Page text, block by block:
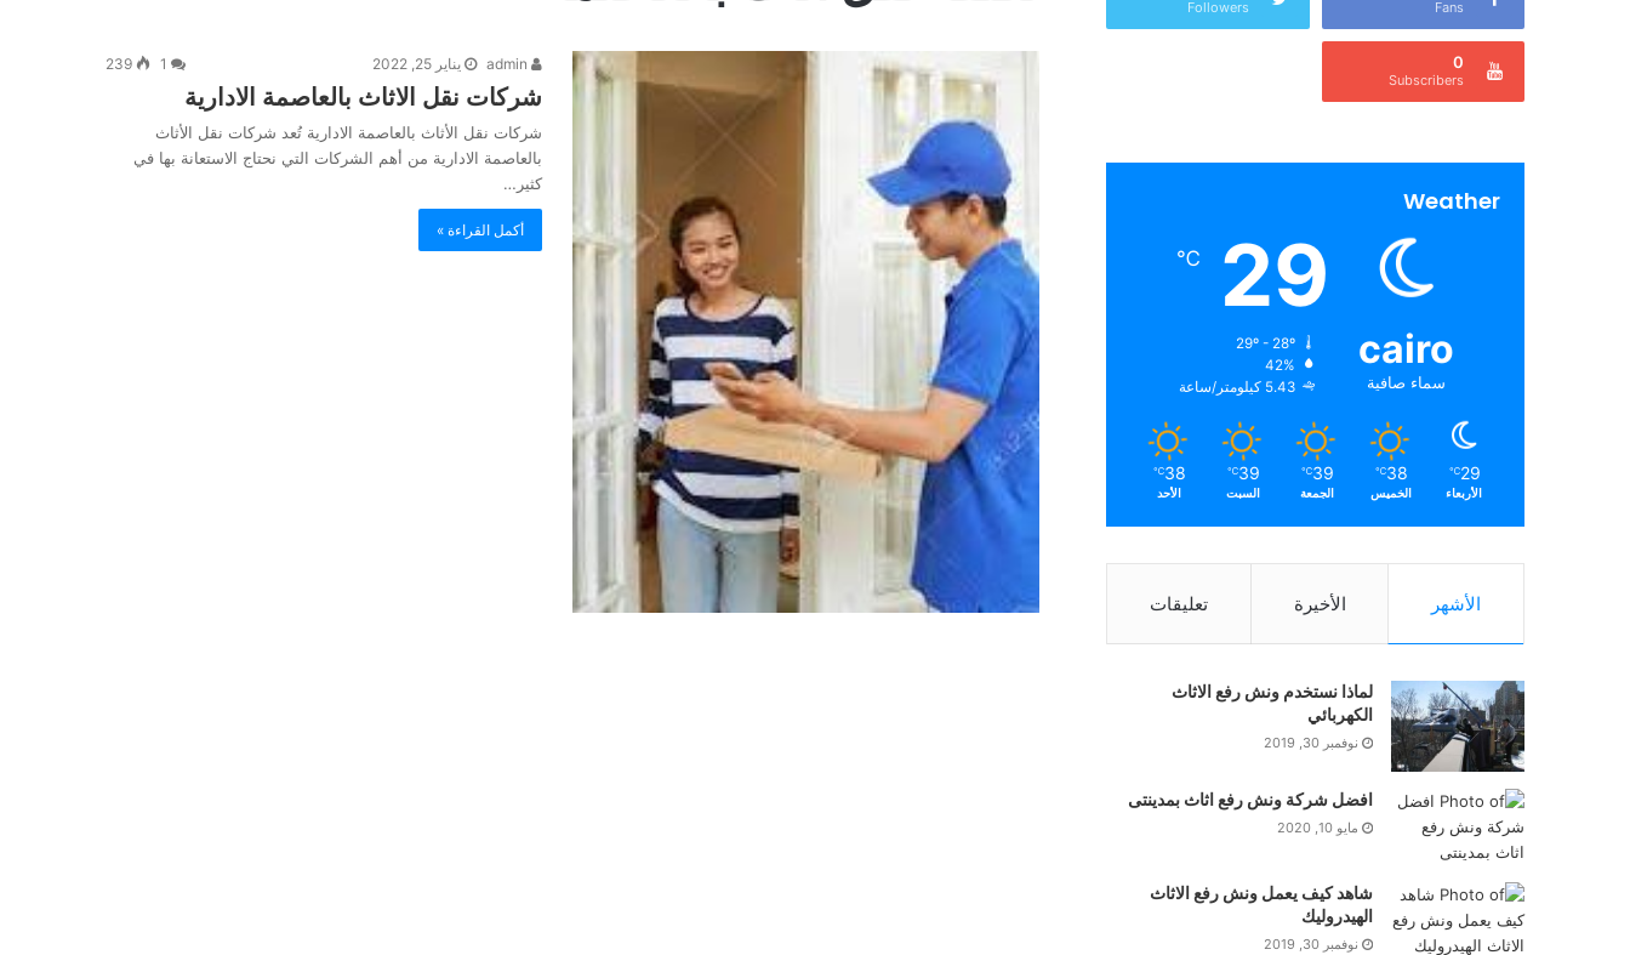
يناير 25, 2022 1
239
شركات نقل الاثاث بالعاصمة الادارية
شركات نقل الأثاث بالعاصمة الادارية تُعد شركات نقل الأثاث
بالعاصمة الادارية من أهم الشركات التي نحتاج الاستعانة بها في
كثير…
أكمل القراءة »
Fans
Followers
0
Subscribers
Weather
cairo
سماء صافية
29
℃
42%
5.43 كيلومتر/ساعة
29
℃
الأربعاء
38
℃
الخميس
39
℃
الجمعة
39
℃
السبت
38
℃
الأحد
الأشهر الأخيرة تعليقات
لماذا نستخدم ونش رفع الاثاث
الكهربائي
نوفمبر 30, 2019
افضل شركة ونش رفع اثاث بمدينتى
مايو 10, 2020
شاهد كيف يعمل ونش رفع الاثاث
الهيدروليك
نوفمبر 30, 2019